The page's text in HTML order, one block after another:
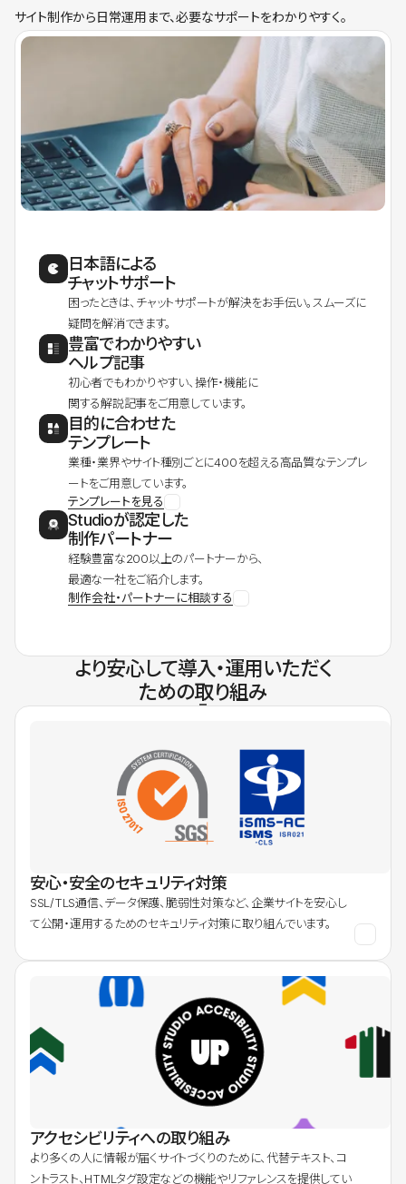
サイト制作から日常運用まで、必要なサポートをわかりやすく。
日本語による
チャットサポート
困ったときは、チャットサポートが解決をお手伝い。スムーズに
疑問を解消できます。
豊富でわかりやすい
ヘルプ記事
初心者でもわかりやすい、操作・機能に
関する解説記事をご用意しています。
目的に合わせた
テンプレート
業種・業界やサイト種別ごとに400を超える高品質なテンプレ
ートをご用意しています。
テンプレートを見る
Studioが認定した
制作パートナー
経験豊富な200以上のパートナーから、
最適な一社をご紹介します。
制作会社・パートナーに相談する
より安心して導入・運用いただく
ための取り組み
安心・安全のセキュリティ対策
SSL/TLS通信、データ保護、脆弱性対策など、企業サイトを安心し
て公開・運用するためのセキュリティ対策に取り組んでいます。
アクセシビリティへの取り組み
より多くの人に情報が届くサイトづくりのために、代替テキスト、コ
ントラスト、HTMLタグ設定などの機能やリファレンスを提供してい